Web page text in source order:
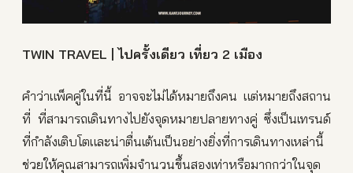
TWIN TRAVEL | ไปครั้งเดียว เที่ยว 2 เมือง
คำว่าแพ็คคู่ในที่นี้ อาจจะไม่ได้หมายถึงคน แต่หมายถึงสถาน
ที่ ที่สามารถเดินทางไปยังจุดหมายปลายทางคู่ ซึ่งเป็นเทรนด์
ที่กำลังเติบโตและน่าตื่นเต้นเป็นอย่างยิ่งที่การเดินทางเหล่านี้
ช่วยให้คุณสามารถเพิ่มจำนวนขึ้นสองเท่าหรือมากกว่าในจุด